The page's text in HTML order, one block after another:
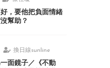
，要他把負面情緒
幫助？
換日線sunline
面鏡子／《不動